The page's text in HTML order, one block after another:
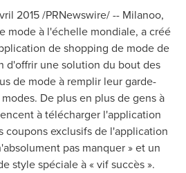
2015 /PRNewswire/ -- Milanoo,
mode à l'échelle mondiale, a créé
de shopping de mode de
d'offrir une solution du bout des
de mode à remplir leur garde-
De plus en plus de gens à
à télécharger l'application
coupons exclusifs de l'application
pas manquer » et un
style spéciale à « vif succès ».